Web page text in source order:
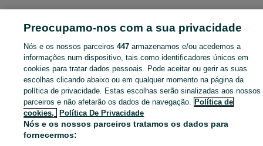
Mapa das freguesias
Mapa de mini-sites
Pesquisas populares
Preocupamo-nos com a sua privacidade
Nós e os nossos parceiros447 armazenamos e/ou acedemos a
informações num dispositivo, tais como identificadores únicos em
cookies para tratar dados pessoais. Pode aceitar ou gerir as suas
escolhas clicando abaixo ou em qualquer momento na página da
política de privacidade. Estas escolhas serão sinalizadas aos nossos
parceiros e não afetarão os dados de navegação. Política de
cookies,
Política De Privacidade
Nós e os nossos parceiros tratamos os dados para
fornecermos: